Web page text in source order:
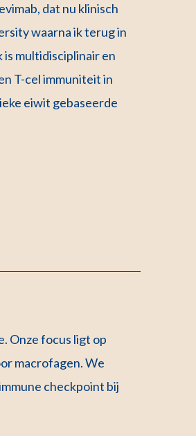
dat nu klinisch
waarna ik terug in
multidisciplinair en
T-cel immuniteit in
eiwit gebaseerde
Onze focus ligt op
macrofagen. We
checkpoint bij